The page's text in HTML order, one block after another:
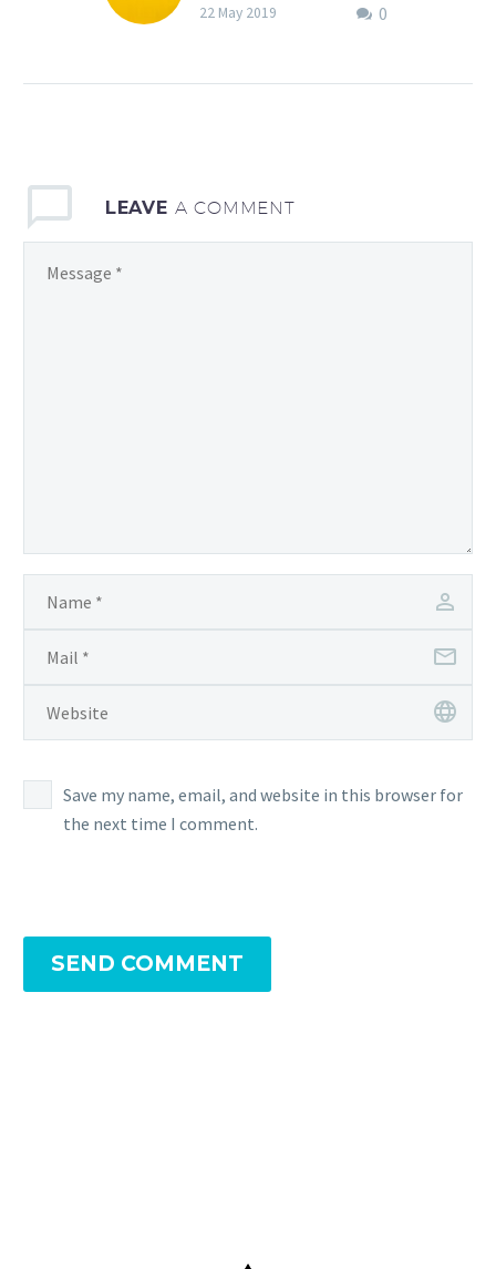
Nemo enim ipsam
nesciunt. Neque porro
0
22 May 2019
LEAVE A COMMENT
Save my name, email, and website in this browser for
the next time I comment.
SEND COMMENT